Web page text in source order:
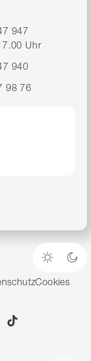
947
Uhr
940
98 76
Heller
Cookies